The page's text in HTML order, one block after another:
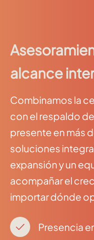
alcance
Combinamos la
con el respaldo
presente en más
soluciones
expansión y un
acompañar el
importar dónde
Presencia